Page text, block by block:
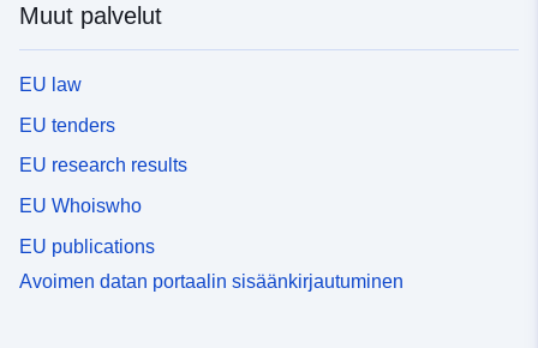
Muut palvelut
EU law
EU tenders
EU research results
EU Whoiswho
EU publications
Avoimen datan portaalin sisäänkirjautuminen